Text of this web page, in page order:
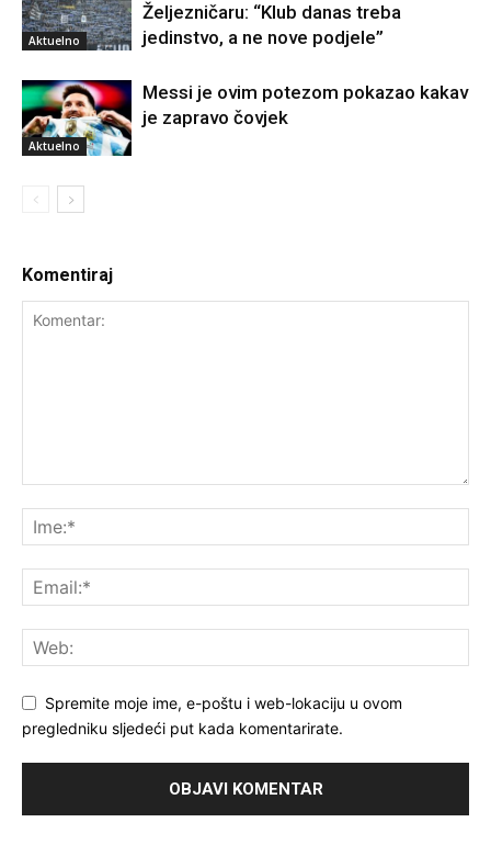
Aktuelno
Željezničaru: “Klub danas treba
jedinstvo, a ne nove podjele”
Aktuelno
Messi je ovim potezom pokazao kakav
je zapravo čovjek
Komentiraj
Spremite moje ime, e-poštu i web-lokaciju u ovom
pregledniku sljedeći put kada komentarirate.